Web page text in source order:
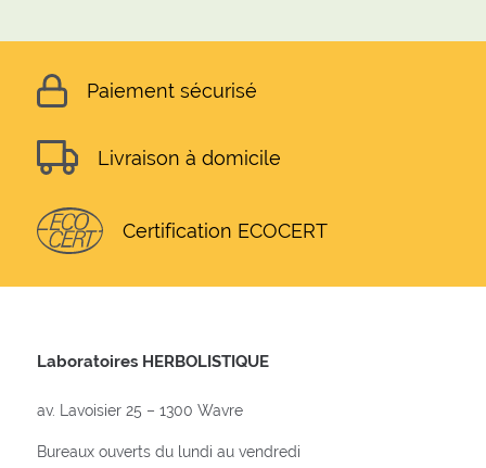
Paiement sécurisé
Livraison à domicile
Certification ECOCERT
Laboratoires HERBOLISTIQUE
av. Lavoisier 25 – 1300 Wavre
Bureaux ouverts du lundi au vendredi